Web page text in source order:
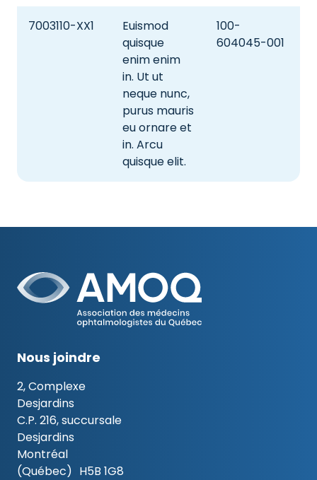
7003110-XX1
Euismod
quisque
enim enim
in. Ut ut
neque nunc,
purus mauris
eu ornare et
in. Arcu
quisque elit.
100-
604045-001
Nous joindre
2, Complexe
Desjardins
C.P. 216, succursale
Desjardins
Montréal
(Québec) H5B 1G8